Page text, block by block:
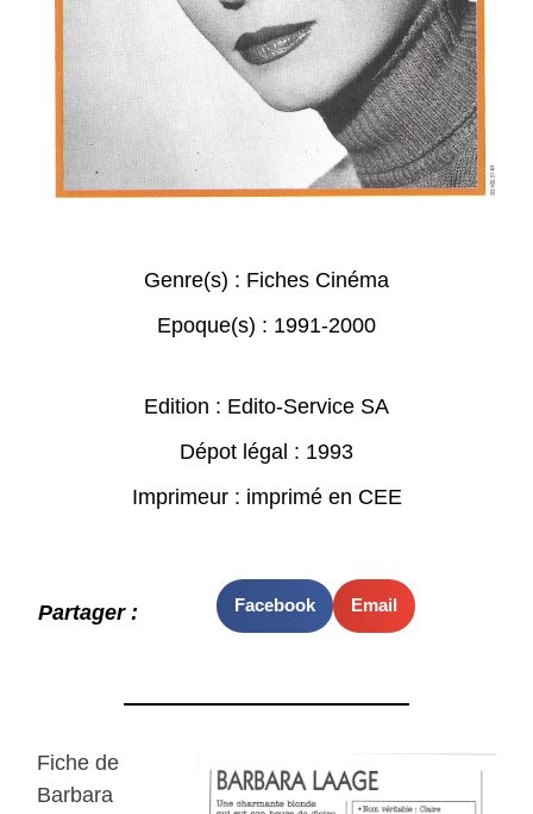
Genre(s) : Fiches Cinéma
Epoque(s) : 1991-2000
Edition : Edito-Service SA
Dépot légal : 1993
Imprimeur : imprimé en CEE
Partager : Facebook Email
Fiche de
Barbara